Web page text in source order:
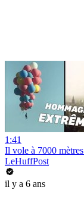
1:41
Il vole à 7000
LeHuffPost
il y a 6 ans